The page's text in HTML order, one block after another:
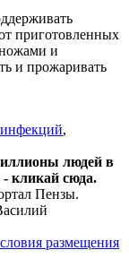
приготовленных
и
и прожаривать
,
людей в
- кликай сюда.
Пензы.
размещения